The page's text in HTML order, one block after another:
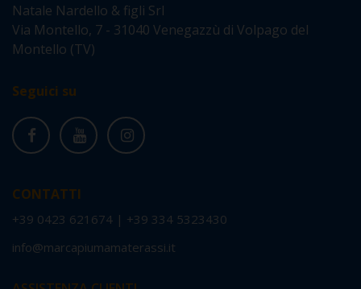
Natale Nardello & figli Srl
Via Montello, 7 - 31040 Venegazzù di Volpago del
Montello (TV)
Seguici su
CONTATTI
+39 0423 621674 | +39 334 5323430
info@marcapiumamaterassi.it